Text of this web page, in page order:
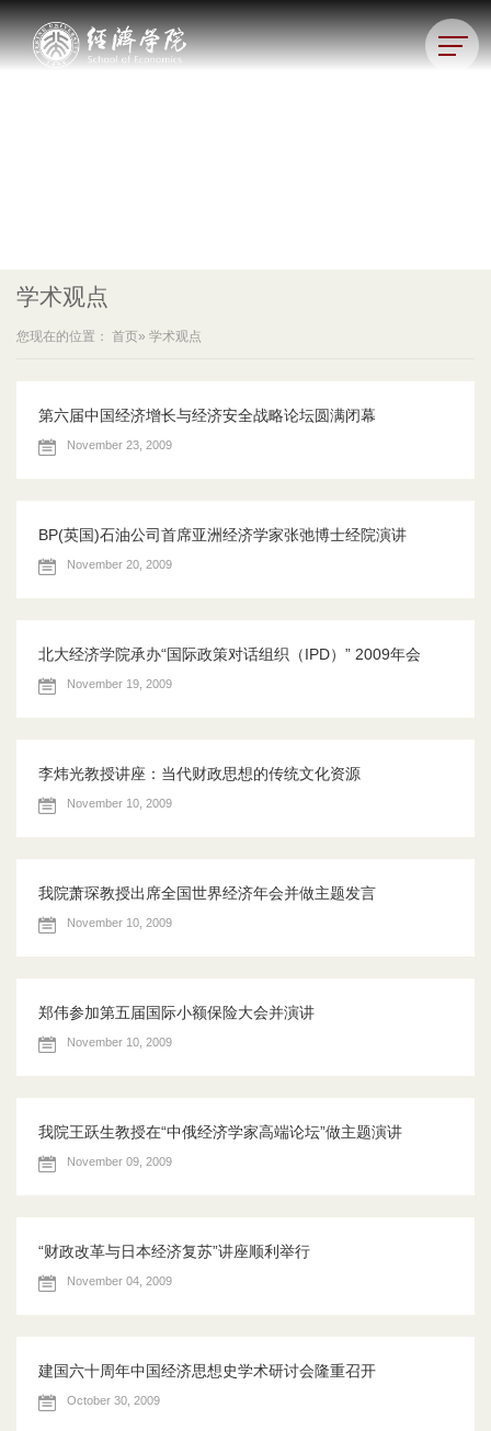
学术观点
您现在的位置： 首页» 学术观点
第六届中国经济增长与经济安全战略论坛圆满闭幕
November 23, 2009
BP(英国)石油公司首席亚洲经济学家张弛博士经院演讲
November 20, 2009
北大经济学院承办“国际政策对话组织（IPD）” 2009年会
November 19, 2009
李炜光教授讲座：当代财政思想的传统文化资源
November 10, 2009
我院萧琛教授出席全国世界经济年会并做主题发言
November 10, 2009
郑伟参加第五届国际小额保险大会并演讲
November 10, 2009
我院王跃生教授在“中俄经济学家高端论坛”做主题演讲
November 09, 2009
“财政改革与日本经济复苏”讲座顺利举行
November 04, 2009
建国六十周年中国经济思想史学术研讨会隆重召开
October 30, 2009